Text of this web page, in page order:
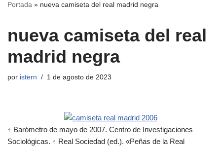
Portada » nueva camiseta del real madrid negra
nueva camiseta del real
madrid negra
por istern 1 de agosto de 2023
↑ Barómetro de mayo de 2007. Centro de Investigaciones
Sociológicas. ↑ Real Sociedad (ed.). «Peñas de la Real